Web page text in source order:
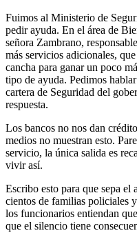
Fuimos al Ministerio de
pedir ayuda. En el área de
señora Zambrano,
más servicios adicionales,
cancha para ganar un poco
tipo de ayuda. Pedimos
cartera de Seguridad del
respuesta.
Los bancos no nos dan
medios no muestran esto.
servicio, la única salida es
vivir así.
Escribo esto para que sepa el
cientos de familias policiales
los funcionarios entiendan
que el silencio tiene